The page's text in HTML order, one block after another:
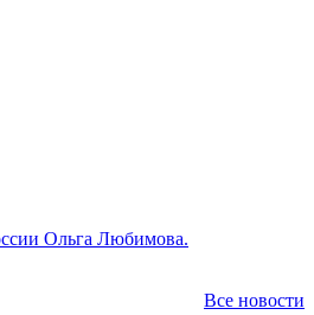
Ольга Любимова.
Все новости